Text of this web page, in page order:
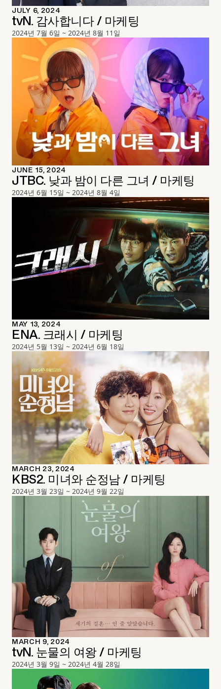
JULY 6, 2024
tvN. 감사합니다 / 마케팅
2024년 7월 6일 ~ 2024년 8월 11일
JUNE 15, 2024
JTBC. 낮과 밤이 다른 그녀 / 마케팅
2024년 6월 15일 ~ 2024년 8월 4일
MAY 13, 2024
ENA. 크래시 / 마케팅
2024년 5월 13일 ~ 2024년 6월 18일
MARCH 23, 2024
KBS2. 미녀와 순정남 / 마케팅
2024년 3월 23일 ~ 2024년 9월 22일
MARCH 9, 2024
tvN. 눈물의 여왕 / 마케팅
2024년 3월 9일 ~ 2024년 4월 28일